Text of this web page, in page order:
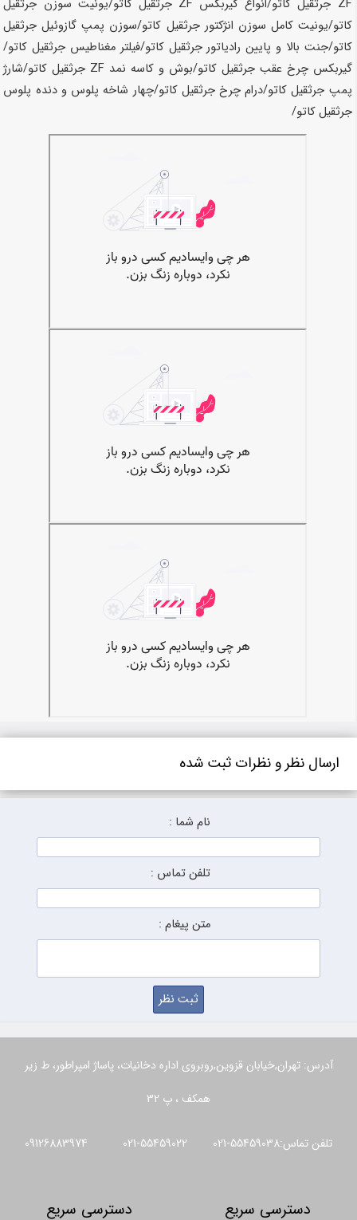
ارسال نظر و نظرات ثبت شده
نام شما :
تلفن تماس :
متن پیغام :
آدرس: تهران,خیابان قزوین,روبروی اداره دخانیات، پاساژ امپراطور، ط زیر
همکف ، پ 32
تلفن تماس:55459038-021 55459022-021 09126883974
دسترسی سریع دسترسی سریع